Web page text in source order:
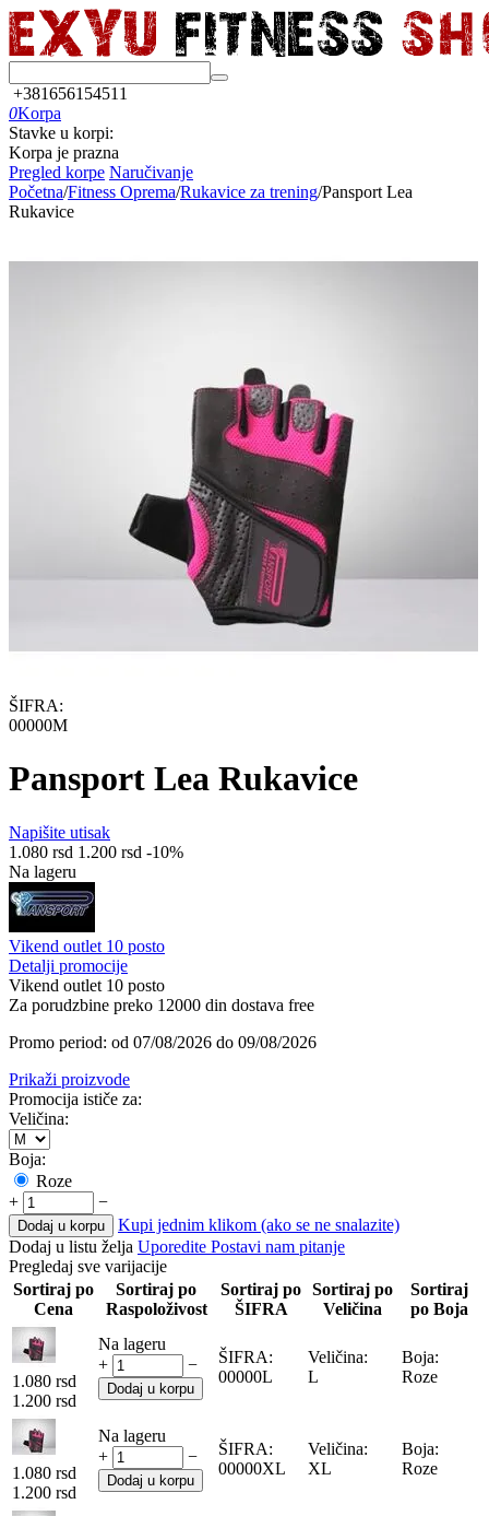
+381656154511
0Korpa
Stavke u korpi:
Korpa je prazna
Pregled korpe Naručivanje
Početna/Fitness Oprema/Rukavice za trening/Pansport Lea
Rukavice
ŠIFRA:
00000M
Pansport Lea Rukavice
Napišite utisak
1.080 rsd 1.200 rsd -10%
Na lageru
Vikend outlet 10 posto
Detalji promocije
Vikend outlet 10 posto
Za porudzbine preko 12000 din dostava free
Promo period: od 07/08/2026 do 09/08/2026
Prikaži proizvode
Promocija ističe za:
Veličina:
Boja:
Roze
+
−
Dodaj u korpu
Kupi jednim klikom (ako se ne snalazite)
Dodaj u listu želja Uporedite Postavi nam pitanje
Pregledaj sve varijacije
Sortiraj po
Cena
Sortiraj po
Raspoloživost
Sortiraj po
ŠIFRA
Sortiraj po
Veličina
Sortiraj
po Boja
1.080 rsd
1.200 rsd
Na lageru
+
−
Dodaj u korpu
ŠIFRA:
00000L
Veličina:
L
Boja:
Roze
1.080 rsd
1.200 rsd
Na lageru
+
−
Dodaj u korpu
ŠIFRA:
00000XL
Veličina:
XL
Boja:
Roze